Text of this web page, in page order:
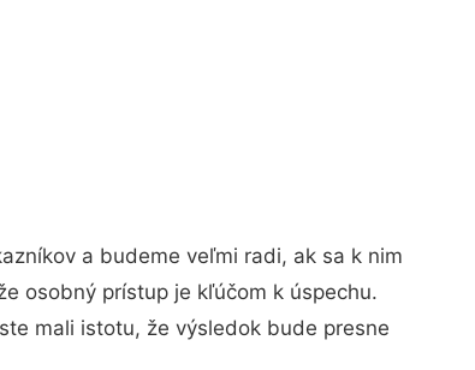
a budeme veľmi radi, ak sa k nim
osobný prístup je kľúčom k úspechu.
mali istotu, že výsledok bude presne